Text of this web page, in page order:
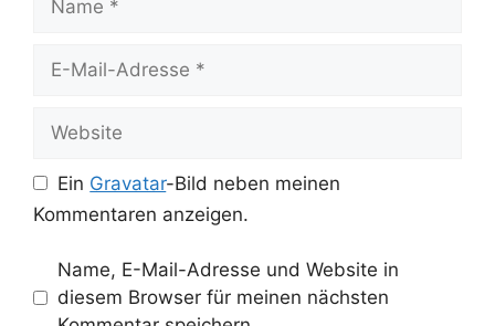
Mail-
Ein Gravatar-Bild neben meinen
Kommentaren anzeigen.
Name, E-Mail-Adresse und Website in
diesem Browser für meinen nächsten